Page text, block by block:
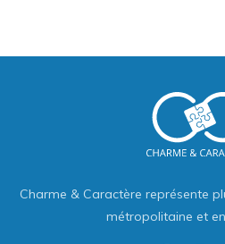
Charme & Caractère représente
métropolitaine et